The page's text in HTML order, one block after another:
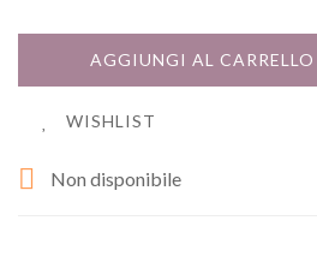
AGGIUNGI AL CARRELLO
WISHLIST
 Non disponibile